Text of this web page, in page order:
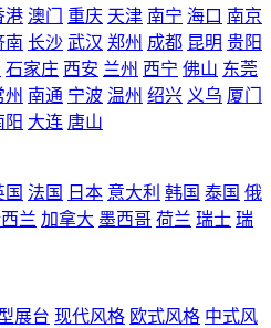
港 澳门 重庆 天津 南宁 海口 南京
南 长沙 武汉 郑州 成都 昆明 贵阳
石家庄 西安 兰州 西宁 佛山 东莞
州 南通 宁波 温州 绍兴 义乌 厦门
阳 大连 唐山
国 法国 日本 意大利 韩国 泰国 俄
兰 加拿大 墨西哥 荷兰 瑞士 瑞
展台 现代风格 欧式风格 中式风